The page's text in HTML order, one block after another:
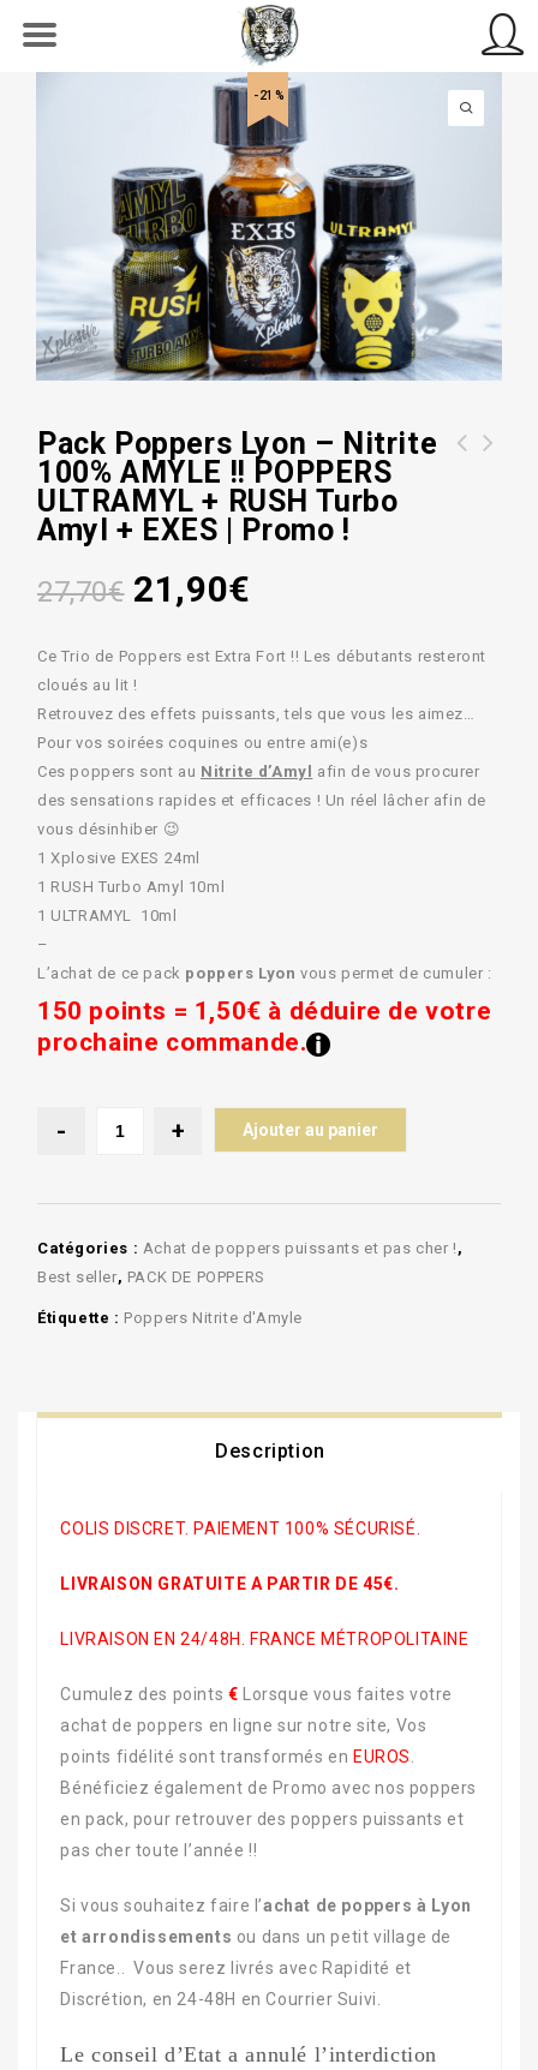
-21%
Pack Poppers Lyon – Nitrite
100% AMYLE !! POPPERS
ULTRAMYL + RUSH Turbo
Amyl + EXES | Promo !
27,70€ 21,90€
Ce Trio de Poppers est Extra Fort !! Les débutants resteront
cloués au lit !
Retrouvez des effets puissants, tels que vous les aimez…
Pour vos soirées coquines ou entre ami(e)s
Ces poppers sont au Nitrite d’Amyl
afin de vous procurer
des sensations rapides et efficaces ! Un réel lâcher afin de
vous désinhiber 😉
1 Xplosive EXES 24ml
1 RUSH Turbo Amyl 10ml
1 ULTRAMYL 10ml
–
L’achat de ce pack poppers Lyon vous permet de cumuler :
150 points = 1,50€ à déduire de votre
prochaine commande.
Ajouter au panier
Catégories : Achat de poppers puissants et pas cher !,
Best seller, PACK DE POPPERS
Étiquette : Poppers Nitrite d'Amyle
Description
COLIS DISCRET. PAIEMENT 100% SÉCURISÉ.
LIVRAISON GRATUITE A PARTIR DE 45€.
LIVRAISON EN 24/48H. FRANCE MÉTROPOLITAINE
Cumulez des points € Lorsque vous faites votre
achat de poppers en ligne sur notre site, Vos
points fidélité sont transformés en EUROS
Bénéficiez également de Promo avec nos poppers
en pack, pour retrouver des poppers puissants et
pas cher toute l’année !!
Si vous souhaitez faire l’achat de poppers à Lyon
et arrondissements ou dans un petit village de
France.. Vous serez livrés avec Rapidité et
Discrétion, en 24-48H en Courrier Suivi.
Le conseil d’Etat a annulé l’interdiction